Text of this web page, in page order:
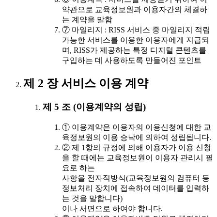
약관으로 교육정보원과 이용자간의 체결하
는 계약을 말함
⑦ 마일리지 : RISS 서비스 중 마일리지 적립
가능한 서비스를 이용한 이용자에게 지급되
며, RISS가 제공하는 특정 디지털 콘텐츠를
구입하는 데 사용하도록 만들어진 포인트
제 2 장 서비스 이용 계약
제 5 조 (이용계약의 성립)
① 이용계약은 이용자의 이용신청에 대한 교
육정보원의 이용 승낙에 의하여 성립됩니다.
② 제 1항의 규정에 의해 이용자가 이용 신청
을 할 때에는 교육정보원이 이용자 관리시 필
요로 하는
사항을 전자적방식(교육정보원의 컴퓨터 등
정보처리 장치에 접속하여 데이터를 입력하
는 것을 말합니다)
이나 서면으로 하여야 합니다.